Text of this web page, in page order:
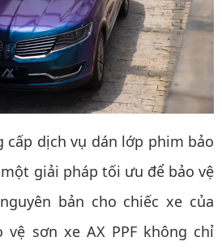
cấp dịch vụ dán lớp phim bảo
giải pháp tối ưu để bảo vệ
bản cho chiếc xe của
vệ sơn xe AX PPF không chỉ